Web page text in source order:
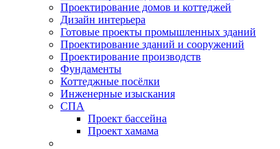
Проектирование домов и коттеджей
Дизайн интерьера
Готовые проекты промышленных зданий
Проектирование зданий и сооружений
Проектирование производств
Фундаменты
Коттеджные посёлки
Инженерные изыскания
СПА
Проект бассейна
Проект хамама